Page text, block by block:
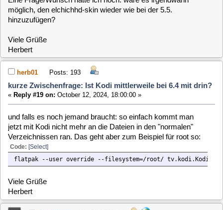
Viele Grüße
Herbert
kurze Zwischenfrage: Ist Kodi mittlerweile bei 6.4 mit drin?
« Reply #20 on:
Kommst Du denn im Kodi an die Dateien unter /data ran, oder
herb01 Posts: 193
«Reply #21 on: October 12, 2024, 19:46:37 »
Das habe ich nicht probiert. Ich denke aber, daß man jedes
Verzeichnis freigeben muß. SMB ging übrigens einfach so...
Viele Grüße
Herbert
kurze Zwischenfrage: Ist Kodi mittlerweile bei 6.4 mit drin?
«Reply #22 on: